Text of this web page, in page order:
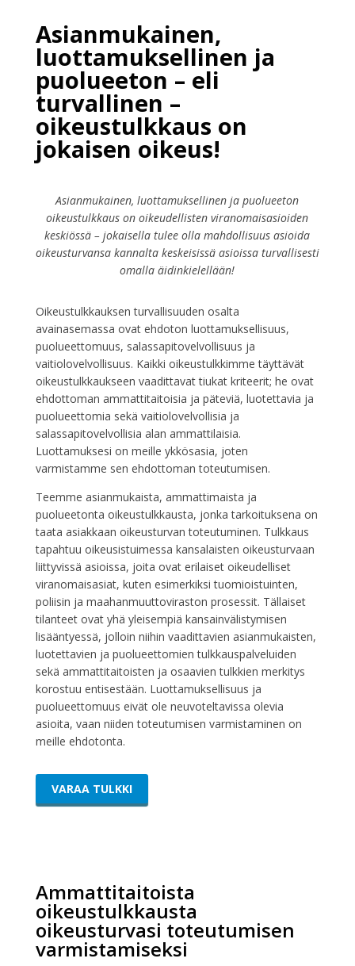
Asianmukainen,
luottamuksellinen ja
puolueeton – eli
turvallinen –
oikeustulkkaus on
jokaisen oikeus!
Asianmukainen, luottamuksellinen ja puolueeton
oikeustulkkaus on oikeudellisten viranomaisasioiden
keskiössä – jokaisella tulee olla mahdollisuus asioida
oikeusturvansa kannalta keskeisissä asioissa turvallisesti
omalla äidinkielellään!
Oikeustulkkauksen turvallisuuden osalta
avainasemassa ovat ehdoton luottamuksellisuus,
puolueettomuus, salassapitovelvollisuus ja
vaitiolovelvollisuus. Kaikki oikeustulkkimme täyttävät
oikeustulkkaukseen vaadittavat tiukat kriteerit; he ovat
ehdottoman ammattitaitoisia ja päteviä, luotettavia ja
puolueettomia sekä vaitiolovelvollisia ja
salassapitovelvollisia alan ammattilaisia.
Luottamuksesi on meille ykkösasia, joten
varmistamme sen ehdottoman toteutumisen.
Teemme asianmukaista, ammattimaista ja
puolueetonta oikeustulkkausta, jonka tarkoituksena on
taata asiakkaan oikeusturvan toteutuminen. Tulkkaus
tapahtuu oikeusistuimessa kansalaisten oikeusturvaan
liittyvissä asioissa, joita ovat erilaiset oikeudelliset
viranomaisasiat, kuten esimerkiksi tuomioistuinten,
poliisin ja maahanmuuttoviraston prosessit. Tällaiset
tilanteet ovat yhä yleisempiä kansainvälistymisen
lisääntyessä, jolloin niihin vaadittavien asianmukaisten,
luotettavien ja puolueettomien tulkkauspalveluiden
sekä ammattitaitoisten ja osaavien tulkkien merkitys
korostuu entisestään. Luottamuksellisuus ja
puolueettomuus eivät ole neuvoteltavissa olevia
asioita, vaan niiden toteutumisen varmistaminen on
meille ehdotonta.
VARAA TULKKI
Ammattitaitoista
oikeustulkkausta
oikeusturvasi toteutumisen
varmistamiseksi